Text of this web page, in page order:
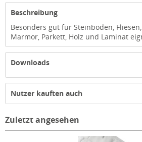
Beschreibung
Besonders gut für Steinböden,
Marmor, Parkett, Holz und Laminat
Downloads
Nutzer kauften auch
Zuletzt angesehen